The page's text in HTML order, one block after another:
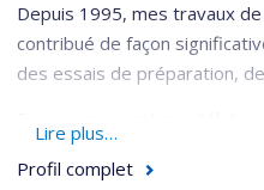
Depuis 1995, mes travaux
contribué de façon
des essais de préparation,
le National Institute of
(NIH), a mis sur pied en
Lire plus…
Profil complet